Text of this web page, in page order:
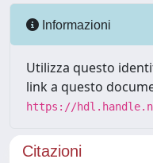
Informazioni
Utilizza questo
link a questo
https://
Citazioni